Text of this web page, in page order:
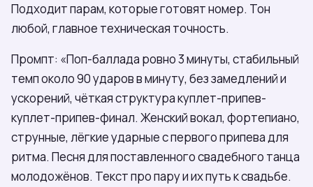
Подходит парам, которые готовят номер. Тон
любой, главное техническая точность.
Промпт: «Поп-баллада ровно 3 минуты, стабильный
темп около 90 ударов в минуту, без замедлений и
ускорений, чёткая структура куплет-припев-
куплет-припев-финал. Женский вокал, фортепиано,
струнные, лёгкие ударные с первого припева для
ритма. Песня для поставленного свадебного танца
молодожёнов. Текст про пару и их путь к свадьбе.